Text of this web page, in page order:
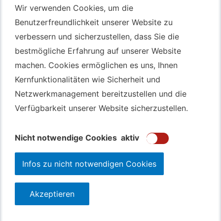
Wir verwenden Cookies, um die
Benutzerfreundlichkeit unserer Website zu
verbessern und sicherzustellen, dass Sie die
bestmögliche Erfahrung auf unserer Website
machen. Cookies ermöglichen es uns, Ihnen
Kernfunktionalitäten wie Sicherheit und
Netzwerkmanagement bereitzustellen und die
Verfügbarkeit unserer Website sicherzustellen.
Nicht notwendige Cookies aktiv
Infos zu nicht notwendigen Cookies
Akzeptieren
Wir verwenden Cookies, um die
Benutzerfreundlichkeit unserer Website zu
verbessern und sicherzustellen, dass Sie die
bestmögliche Erfahrung auf unserer Website
machen. Cookies ermöglichen es uns, Ihnen
Kernfunktionalitäten wie Sicherheit und
Netzwerkmanagement bereitzustellen und die
Verfügbarkeit unserer Website sicherzustellen.
Nicht notwendige Cookies aktiv
Infos zu nicht notwendigen Cookies
Akzeptieren
Autotransport Bochum
Autotransport Düsseldorf
Autotransport Essen
Autoexport Gelsenkirchen
GebrauchtwagenAnkauf Bochum
123autolos.de
Datenschutz